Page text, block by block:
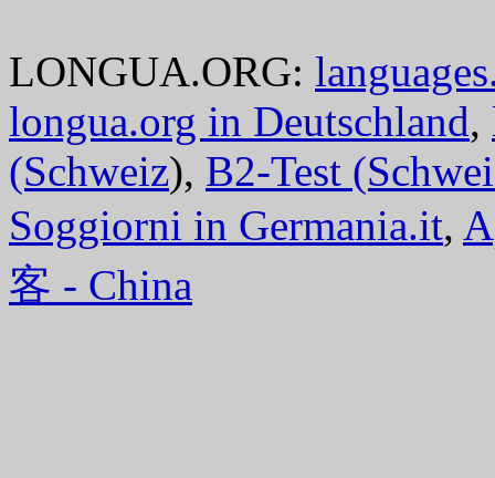
LONGUA.ORG:
longua.org in Deutschland,
(Schweiz), B2-Test
Soggiorni in Germania.it,
客 - China